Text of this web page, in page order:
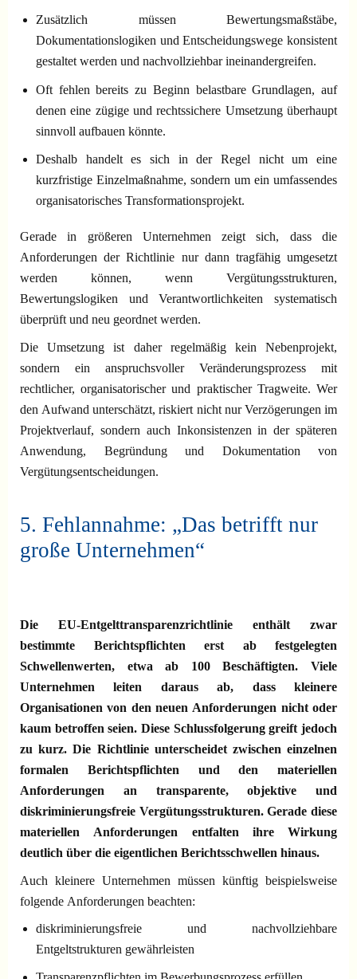
Zusätzlich müssen Bewertungsmaßstäbe,
Dokumentationslogiken und Entscheidungswege konsistent
gestaltet werden und nachvollziehbar ineinandergreifen.
Oft fehlen bereits zu Beginn belastbare Grundlagen, auf
denen eine zügige und rechtssichere Umsetzung überhaupt
sinnvoll aufbauen könnte.
Deshalb handelt es sich in der Regel nicht um eine
kurzfristige Einzelmaßnahme, sondern um ein umfassendes
organisatorisches Transformationsprojekt.
Gerade in größeren Unternehmen zeigt sich, dass die
Anforderungen der Richtlinie nur dann tragfähig umgesetzt
werden können, wenn Vergütungsstrukturen,
Bewertungslogiken und Verantwortlichkeiten systematisch
überprüft und neu geordnet werden.
Die Umsetzung ist daher regelmäßig kein Nebenprojekt,
sondern ein anspruchsvoller Veränderungsprozess mit
rechtlicher, organisatorischer und praktischer Tragweite. Wer
den Aufwand unterschätzt, riskiert nicht nur Verzögerungen im
Projektverlauf, sondern auch Inkonsistenzen in der späteren
Anwendung, Begründung und Dokumentation von
Vergütungsentscheidungen.
5. Fehlannahme: „Das betrifft nur
große Unternehmen“
Die EU-Entgelttransparenzrichtlinie enthält zwar
bestimmte Berichtspflichten erst ab festgelegten
Schwellenwerten, etwa ab 100 Beschäftigten. Viele
Unternehmen leiten daraus ab, dass kleinere
Organisationen von den neuen Anforderungen nicht oder
kaum betroffen seien. Diese Schlussfolgerung greift jedoch
zu kurz. Die Richtlinie unterscheidet zwischen einzelnen
formalen Berichtspflichten und den materiellen
Anforderungen an transparente, objektive und
diskriminierungsfreie Vergütungsstrukturen. Gerade diese
materiellen Anforderungen entfalten ihre Wirkung
deutlich über die eigentlichen Berichtsschwellen hinaus.
Auch kleinere Unternehmen müssen künftig beispielsweise
folgende Anforderungen beachten:
diskriminierungsfreie und nachvollziehbare
Entgeltstrukturen gewährleisten